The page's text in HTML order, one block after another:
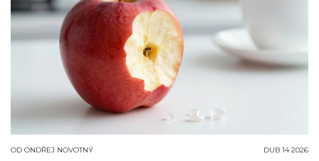
OD ONDŘEJ NOVOTNÝ DUB 14 2026